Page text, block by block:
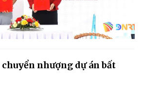
nhượng dự án bất